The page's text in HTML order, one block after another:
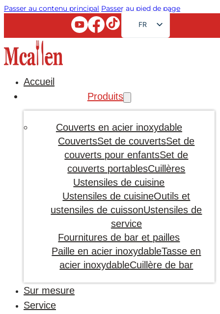
Passer au contenu principal Passer au pied de page
FR
EN
PT
KO
Accueil
Produits
Couverts en acier inoxydable
CouvertsSet de couvertsSet de
couverts pour enfantsSet de
couverts portablesCuillères
Ustensiles de cuisine
Ustensiles de cuisineOutils et
ustensiles de cuissonUstensiles de
service
Fournitures de bar et pailles
Paille en acier inoxydableTasse en
acier inoxydableCuillère de bar
Sur mesure
Service